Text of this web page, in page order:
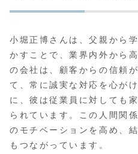
小堀正博さんは、父親から
かすことで、業界内外から
の会社は、顧客からの信頼
て、常に誠実な対応を心が
に、彼は従業員に対しても
られています。この人間関
のモチベーションを高め、
もつながっています。